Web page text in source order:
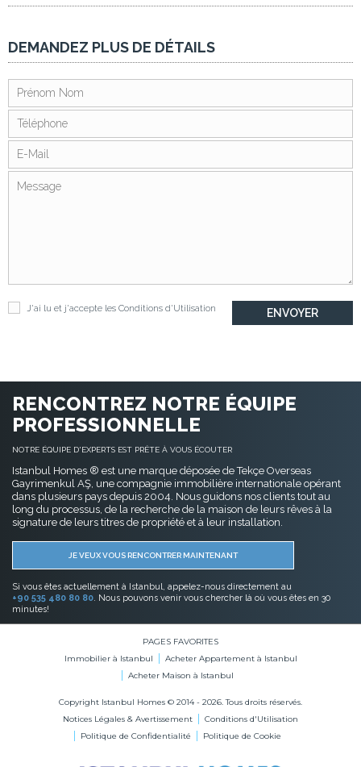
DEMANDEZ PLUS DE DÉTAILS
J'ai lu et j'accepte les Conditions d'Utilisation
RENCONTREZ NOTRE ÉQUIPE
PROFESSIONNELLE
NOTRE ÉQUIPE D'EXPERTS EST PRÊTE À VOUS ÉCOUTER
Istanbul Homes ® est une marque déposée de Tekçe Overseas
Gayrimenkul AŞ, une compagnie immobilière internationale opérant
dans plusieurs pays depuis 2004. Nous guidons nos clients tout au
long du processus, de la recherche de la maison de leurs rêves à la
signature de leurs titres de propriété et à leur installation.
JE VEUX VOUS RENCONTRER MAINTENANT
Si vous êtes actuellement à Istanbul, appelez-nous directement au
+90 535 480 80 80. Nous pouvons venir vous chercher là où vous êtes en 30
minutes!
PAGES FAVORITES
Immobilier à Istanbul
Acheter Appartement à Istanbul
Acheter Maison à Istanbul
Copyright Istanbul Homes © 2014 - 2026. Tous droits réservés.
Notices Légales & Avertissement
Conditions d'Utilisation
Politique de Confidentialité
Politique de Cookie